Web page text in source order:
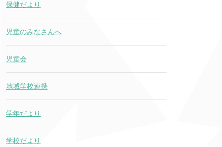
保健だより
児童のみなさんへ
児童会
地域学校連携
学年だより
学校だより